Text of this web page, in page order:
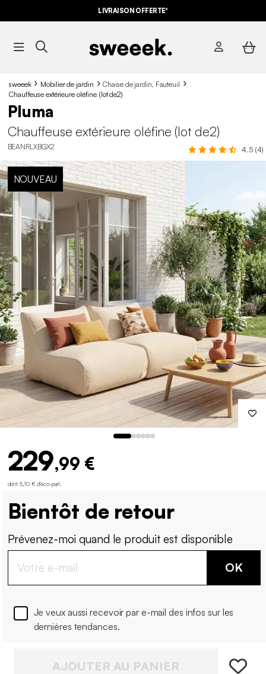
LIVRAISON OFFERTE*
sweeek Mobilier de jardin
Chaise de jardin, Fauteuil
Chauffeuse extérieure oléfine (lot de2)
Pluma
Chauffeuse extérieure oléfine (lot de2)
BEANRLXBGX2 4.5 (4)
NOUVEAU
229,99 €
dont 5,10 € d'éco-part
Bientôt de retour
Prévenez-moi quand le produit est disponible
OK
Je veux aussi recevoir par e-mail des infos sur les
dernières tendances.
AJOUTER AU PANIER